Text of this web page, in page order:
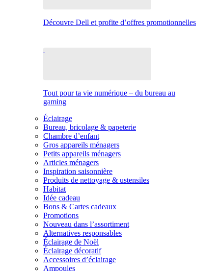
Découvre Dell et profite d’offres promotionnelles
Tout pour ta vie numérique – du bureau au
gaming
Éclairage
Bureau, bricolage & papeterie
Chambre d’enfant
Gros appareils ménagers
Petits appareils ménagers
Articles ménagers
Inspiration saisonnière
Produits de nettoyage & ustensiles
Habitat
Idée cadeau
Bons & Cartes cadeaux
Promotions
Nouveau dans l’assortiment
Alternatives responsables
Éclairage de Noël
Éclairage décoratif
Accessoires d’éclairage
Ampoules